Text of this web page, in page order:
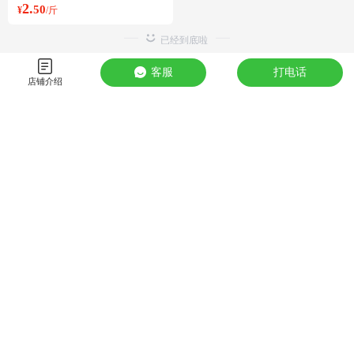
¥2.50/斤
店铺介绍
客服 打电话